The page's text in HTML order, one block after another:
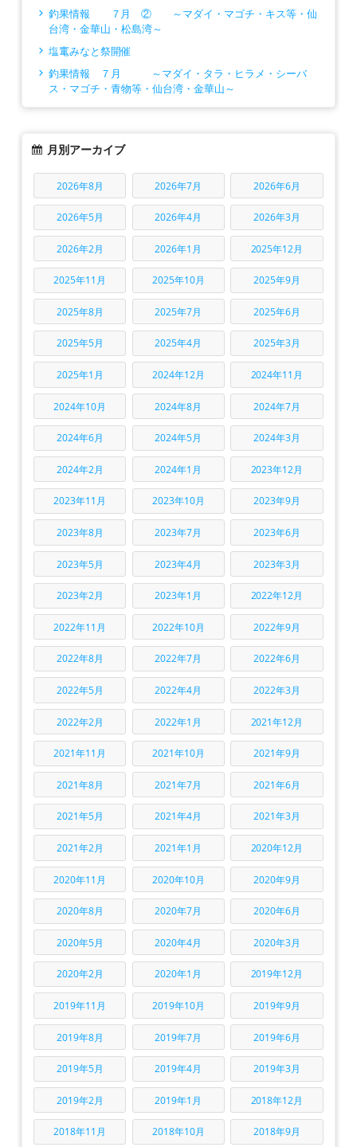
釣果情報 ７月 ② ～マダイ・マゴチ・キス等・仙
台湾・金華山・松島湾～
塩竃みなと祭開催
釣果情報 ７月 ～マダイ・タラ・ヒラメ・シーバ
ス・マゴチ・青物等・仙台湾・金華山～
月別アーカイブ
2026年8月 2026年7月 2026年6月
2026年5月 2026年4月 2026年3月
2026年2月 2026年1月 2025年12月
2025年11月 2025年10月 2025年9月
2025年8月 2025年7月 2025年6月
2025年5月 2025年4月 2025年3月
2025年1月 2024年12月 2024年11月
2024年10月 2024年8月 2024年7月
2024年6月 2024年5月 2024年3月
2024年2月 2024年1月 2023年12月
2023年11月 2023年10月 2023年9月
2023年8月 2023年7月 2023年6月
2023年5月 2023年4月 2023年3月
2023年2月 2023年1月 2022年12月
2022年11月 2022年10月 2022年9月
2022年8月 2022年7月 2022年6月
2022年5月 2022年4月 2022年3月
2022年2月 2022年1月 2021年12月
2021年11月 2021年10月 2021年9月
2021年8月 2021年7月 2021年6月
2021年5月 2021年4月 2021年3月
2021年2月 2021年1月 2020年12月
2020年11月 2020年10月 2020年9月
2020年8月 2020年7月 2020年6月
2020年5月 2020年4月 2020年3月
2020年2月 2020年1月 2019年12月
2019年11月 2019年10月 2019年9月
2019年8月 2019年7月 2019年6月
2019年5月 2019年4月 2019年3月
2019年2月 2019年1月 2018年12月
2018年11月 2018年10月 2018年9月